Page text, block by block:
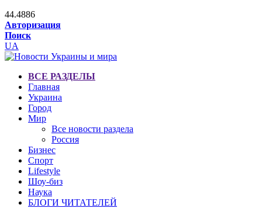
44.4886
Авторизация
Поиск
UA
ВСЕ РАЗДЕЛЫ
Главная
Украина
Город
Мир
Все новости раздела
Россия
Бизнес
Спорт
Lifestyle
Шоу-биз
Наука
БЛОГИ ЧИТАТЕЛЕЙ